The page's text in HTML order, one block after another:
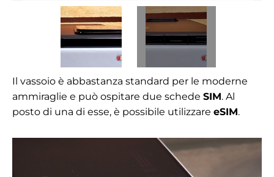
Il vassoio è abbastanza standard per le moderne
ammiraglie e può ospitare due schede SIM. Al
posto di una di esse, è possibile utilizzare eSIM.